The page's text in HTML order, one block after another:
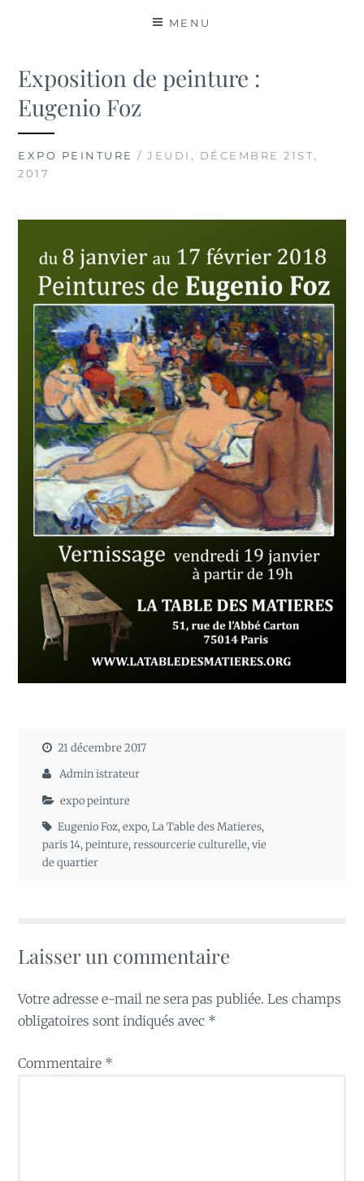
MENU
Exposition de peinture :
Eugenio Foz
EXPO PEINTURE / JEUDI, DÉCEMBRE 21ST,
2017
21 décembre 2017
Admin istrateur
expo peinture
Eugenio Foz,expo,La Table des Matieres,
paris 14,peinture,ressourcerie culturelle,vie
de quartier
Laisser un commentaire
Votre adresse e-mail ne sera pas publiée. Les champs
obligatoires sont indiqués avec *
Commentaire *